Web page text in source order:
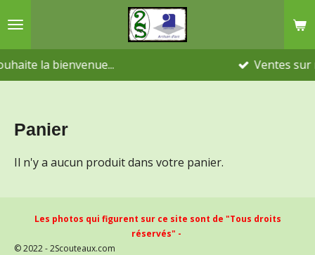
Ventes sur rendez-
Panier
Il n'y a aucun produit dans votre panier.
Les photos qui figurent sur ce site sont de "Tous droits
réservés" -
© 2022 - 2Scouteaux.com